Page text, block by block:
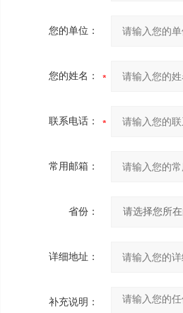
您的单位：
您的姓名：
联系电话：
常用邮箱：
省份：
详细地址：
补充说明：